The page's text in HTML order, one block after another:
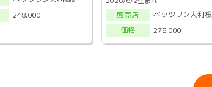
248,000 販売店
ペッツワン大利
価格
278,000